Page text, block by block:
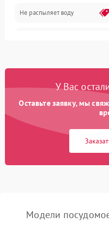
Программное обеспечение
Не распыляет воду
Проблемы с набором
Не работает сушилка
Сбои в работе таймера
У Вас
Оставьте заявку, мы
Модели